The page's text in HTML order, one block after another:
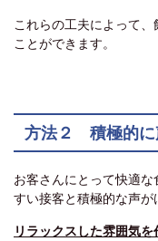
これらの工夫によって
ことができます。
方法２ 積極的に
お客さんにとって快適
すい接客と積極的な声が
リラックスした雰囲気